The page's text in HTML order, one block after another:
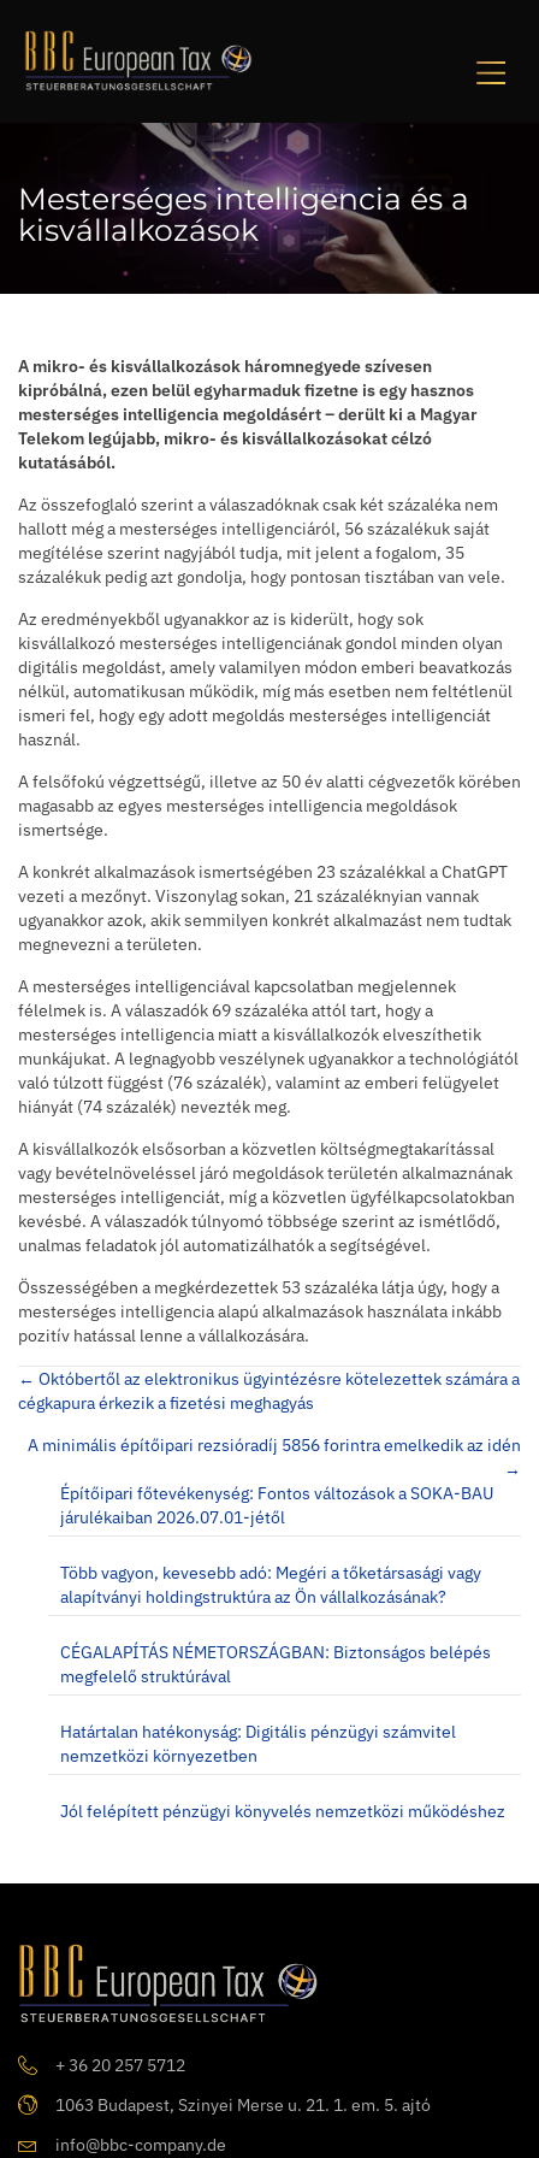
Mesterséges intelligencia és a
kisvállalkozások
A mikro- és kisvállalkozások háromnegyede szívesen
kipróbálná, ezen belül egyharmaduk fizetne is egy hasznos
mesterséges intelligencia megoldásért – derült ki a Magyar
Telekom legújabb, mikro- és kisvállalkozásokat célzó
kutatásából.
Az összefoglaló szerint a válaszadóknak csak két százaléka nem
hallott még a mesterséges intelligenciáról, 56 százalékuk saját
megítélése szerint nagyjából tudja, mit jelent a fogalom, 35
százalékuk pedig azt gondolja, hogy pontosan tisztában van vele.
Az eredményekből ugyanakkor az is kiderült, hogy sok
kisvállalkozó mesterséges intelligenciának gondol minden olyan
digitális megoldást, amely valamilyen módon emberi beavatkozás
nélkül, automatikusan működik, míg más esetben nem feltétlenül
ismeri fel, hogy egy adott megoldás mesterséges intelligenciát
használ.
A felsőfokú végzettségű, illetve az 50 év alatti cégvezetők körében
magasabb az egyes mesterséges intelligencia megoldások
ismertsége.
A konkrét alkalmazások ismertségében 23 százalékkal a ChatGPT
vezeti a mezőnyt. Viszonylag sokan, 21 százaléknyian vannak
ugyanakkor azok, akik semmilyen konkrét alkalmazást nem tudtak
megnevezni a területen.
A mesterséges intelligenciával kapcsolatban megjelennek
félelmek is. A válaszadók 69 százaléka attól tart, hogy a
mesterséges intelligencia miatt a kisvállalkozók elveszíthetik
munkájukat. A legnagyobb veszélynek ugyanakkor a technológiától
való túlzott függést (76 százalék), valamint az emberi felügyelet
hiányát (74 százalék) nevezték meg.
A kisvállalkozók elsősorban a közvetlen költségmegtakarítással
vagy bevételnöveléssel járó megoldások területén alkalmaznának
mesterséges intelligenciát, míg a közvetlen ügyfélkapcsolatokban
kevésbé. A válaszadók túlnyomó többsége szerint az ismétlődő,
unalmas feladatok jól automatizálhatók a segítségével.
Összességében a megkérdezettek 53 százaléka látja úgy, hogy a
mesterséges intelligencia alapú alkalmazások használata inkább
pozitív hatással lenne a vállalkozására.
Posts
navigation
← Októbertől az elektronikus ügyintézésre kötelezettek számára a
cégkapura érkezik a fizetési meghagyás
A minimális építőipari rezsióradíj 5856 forintra emelkedik az idén
→
Építőipari főtevékenység: Fontos változások a SOKA-BAU
járulékaiban 2026.07.01-jétől
Több vagyon, kevesebb adó: Megéri a tőketársasági vagy
alapítványi holdingstruktúra az Ön vállalkozásának?
CÉGALAPÍTÁS NÉMETORSZÁGBAN: Biztonságos belépés
megfelelő struktúrával
Határtalan hatékonyság: Digitális pénzügyi számvitel
nemzetközi környezetben
Jól felépített pénzügyi könyvelés nemzetközi működéshez
+ 36 20 257 5712
1063 Budapest, Szinyei Merse u. 21. 1. em. 5. ajtó
info@bbc-company.de